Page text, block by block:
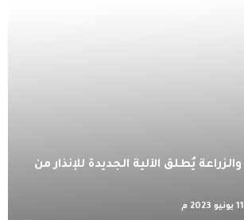
والزراعة يُطلق الآلية الجديدة للإنذار من